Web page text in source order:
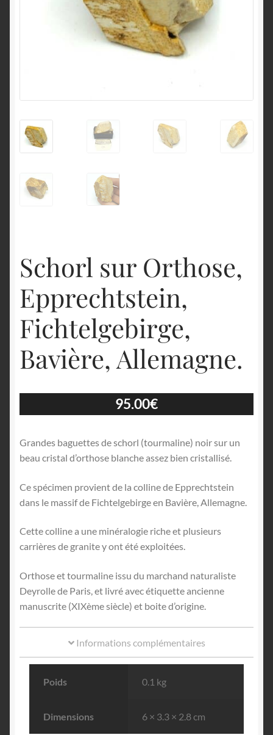
Schorl sur Orthose,
Epprechtstein,
Fichtelgebirge,
Bavière, Allemagne.
95.00€
Grandes baguettes de schorl (tourmaline) noir sur un
beau cristal d’orthose blanche assez bien cristallisé.
Ce spécimen provient de la colline de Epprechtstein
dans le massif de Fichtelgebirge en Bavière, Allemagne.
Cette colline a une minéralogie riche et plusieurs
carrières de granite y ont été exploitées.
Orthose et tourmaline issu du marchand naturaliste
Deyrolle de Paris, et livré avec étiquette ancienne
manuscrite (XIXème siècle) et boite d’origine.
Informations complémentaires
Poids 0.1 kg
Dimensions 6 × 3.3 × 2.8 cm